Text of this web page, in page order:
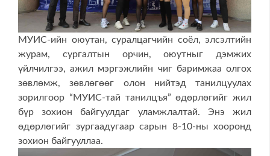
МУИС-ийн оюутан, суралцагчийн соёл, элсэлтийн
журам, сургалтын орчин, оюутныг дэмжих
үйлчилгээ, ажил мэргэжлийн чиг баримжаа олгох
зөвлөмж, зөвлөгөөг олон нийтэд танилцуулах
зорилгоор “МУИС-тай танилцъя” өдөрлөгийг жил
бүр зохион байгуулдаг уламжлалтай. Энэ жил
өдөрлөгийг зургаадугаар сарын 8-10-ны хооронд
зохион байгууллаа.